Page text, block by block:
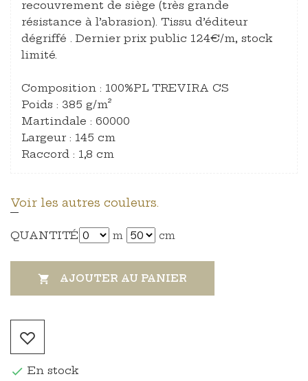
recouvrement de siège (très grande
résistance à l’abrasion). Tissu d’éditeur
dégriffé . Dernier prix public 124€/m, stock
limité.
Composition : 100%PL TREVIRA CS
Poids : 385 g/m²
Martindale : 60000
Largeur : 145 cm
Raccord : 1,8 cm
Voir les autres couleurs.
QUANTITÉ m cm
 AJOUTER AU PANIER
 En stock